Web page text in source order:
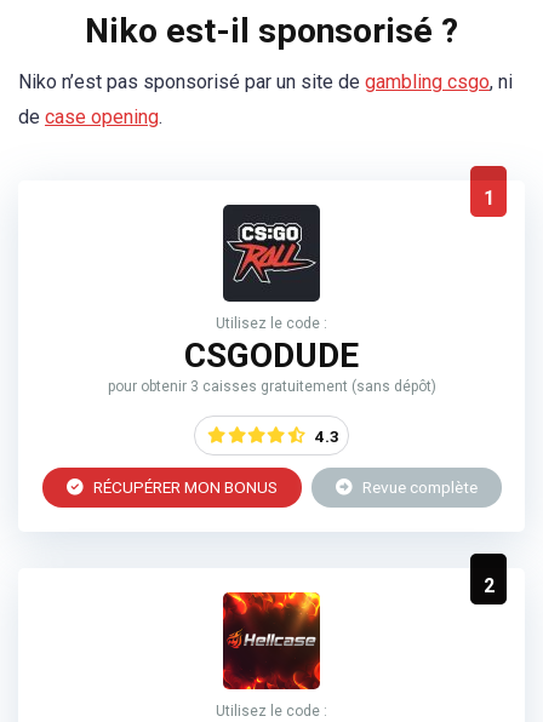
Niko est-il sponsorisé ?
Niko n’est pas sponsorisé par un site de gambling csgo, ni
de case opening.
1
Utilisez le code :
CSGODUDE
pour obtenir 3 caisses gratuitement (sans dépôt)
4.3
RÉCUPÉRER MON BONUS Revue complète
2
Utilisez le code :